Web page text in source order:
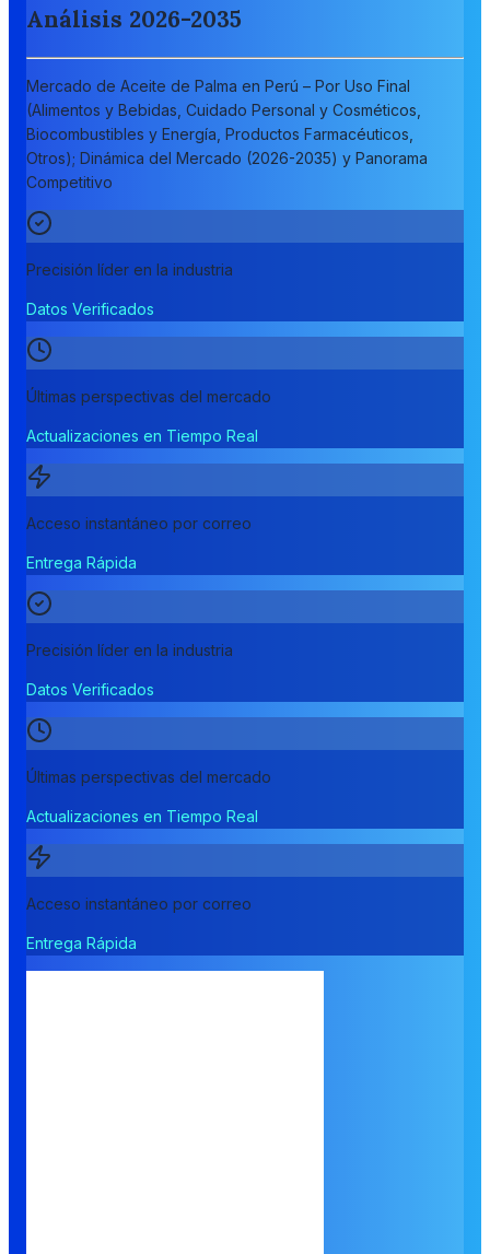
Análisis 2026-2035
Mercado de Aceite de Palma en Perú – Por Uso Final
(Alimentos y Bebidas, Cuidado Personal y Cosméticos,
Biocombustibles y Energía, Productos Farmacéuticos,
Otros); Dinámica del Mercado (2026-2035) y Panorama
Competitivo
Precisión líder en la industria
Datos Verificados
Últimas perspectivas del mercado
Actualizaciones en Tiempo Real
Acceso instantáneo por correo
Entrega Rápida
Precisión líder en la industria
Datos Verificados
Últimas perspectivas del mercado
Actualizaciones en Tiempo Real
Acceso instantáneo por correo
Entrega Rápida